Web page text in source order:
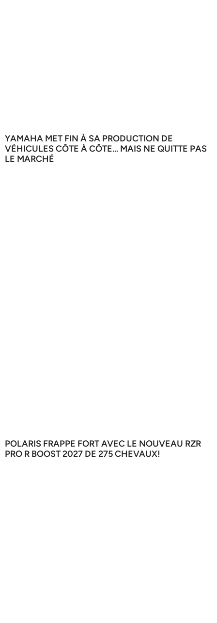
YAMAHA MET FIN À SA PRODUCTION DE
VÉHICULES CÔTE À CÔTE… MAIS NE QUITTE PAS
LE MARCHÉ
POLARIS FRAPPE FORT AVEC LE NOUVEAU RZR
PRO R BOOST 2027 DE 275 CHEVAUX!